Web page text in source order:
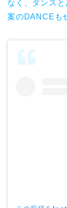
なく、ダンス
案のDANCEも